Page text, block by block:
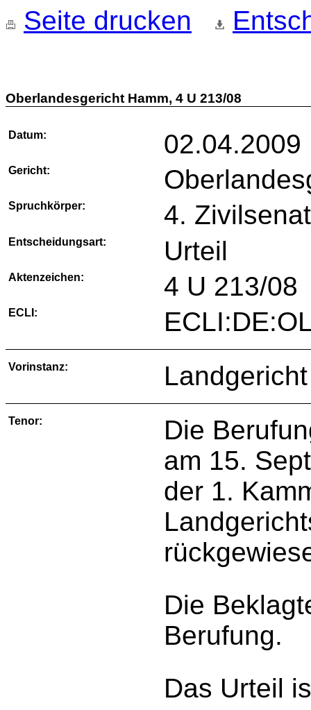
Seite drucken
Oberlandesgericht Hamm, 4 U 213/08
Datum: 02.04.2009
Gericht:
Spruchkörper: 4. Zivilsenat
Entscheidungsart: Urteil
Aktenzeichen: 4 U 213/08
ECLI:
Vorinstanz:
Tenor:
Die
am 15.
der 1.
Die
Berufung.
Das Urteil